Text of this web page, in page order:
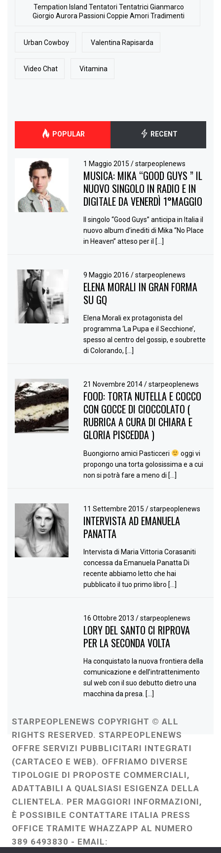
Tempation Island Tentatori Tentatrici Gianmarco
Giorgio Aurora Passioni Coppie Amori Tradimenti
Urban Cowboy Valentina Rapisarda
Video Chat Vitamina
POPULAR RECENT
1 Maggio 2015/ starpeoplenews
MUSICA: MIKA “GOOD GUYS ” IL
NUOVO SINGOLO IN RADIO E IN
DIGITALE DA VENERDÌ 1°MAGGIO
Il singolo “Good Guys” anticipa in Italia il
nuovo album d’inediti di Mika “No Place
in Heaven” atteso per il […]
9 Maggio 2016/ starpeoplenews
ELENA MORALI IN GRAN FORMA
SU GQ
Elena Morali ex protagonista del
programma ‘La Pupa e il Secchione’,
spesso al centro del gossip, e soubrette
di Colorando, […]
21 Novembre 2014/ starpeoplenews
FOOD: TORTA NUTELLA E COCCO
CON GOCCE DI CIOCCOLATO (
RUBRICA A CURA DI CHIARA E
GLORIA PISCEDDA )
Buongiorno amici Pasticceri
oggi vi
propongo una torta golosissima e a cui
non si potrà fare a meno di […]
11 Settembre 2015/ starpeoplenews
INTERVISTA AD EMANUELA
PANATTA
Intervista di Maria Vittoria Corasaniti
concessa da Emanuela Panatta Di
recente abbiamo letto che hai
pubblicato il tuo primo libro […]
16 Ottobre 2013/ starpeoplenews
LORY DEL SANTO CI RIPROVA
PER LA SECONDA VOLTA
Ha conquistato la nuova frontiera della
comunicazione e dell’intrattenimento
sul web con il suo debutto dietro una
macchina da presa. […]
STARPEOPLENEWS COPYRIGHT © ALL
RIGHTS RESERVED. STARPEOPLENEWS
OFFRE SERVIZI PUBBLICITARI INTEGRATI
(CARTACEO E WEB). OFFRIAMO DIVERSE
TIPOLOGIE DI PROPOSTE COMMERCIALI,
ADATTABILI A QUALSIASI ESIGENZA DELLA
CLIENTELA. PER MAGGIORI INFORMAZIONI,
È POSSIBILE CONTATTARE ITALIA PRESS
OFFICE TRAMITE WHAZZAPP AL NUMERO
389 6493830 - EMAIL: